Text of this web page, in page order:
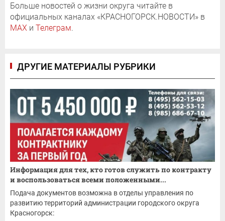
Больше новостей о жизни округа читайте в
официальных каналах «КРАСНОГОРСК.НОВОСТИ» в
MAX и Телеграм.
ДРУГИЕ МАТЕРИАЛЫ РУБРИКИ
Информация для тех, кто готов служить по контракту
и воспользоваться всеми положенными...
Подача документов возможна в отделы управления по
развитию территорий администрации городского округа
Красногорск: